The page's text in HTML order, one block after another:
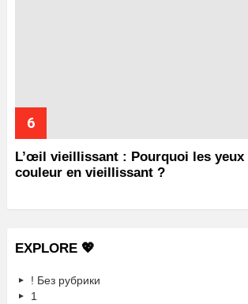
L’œil vieillissant : Pourquoi les yeux
couleur en vieillissant ?
EXPLORE 💖
! Без рубрики
1